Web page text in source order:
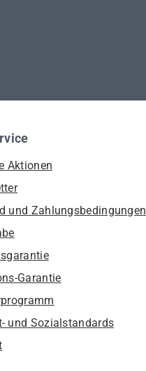
Aktionen
und Zahlungsbedingungen
Garantie
und Sozialstandards